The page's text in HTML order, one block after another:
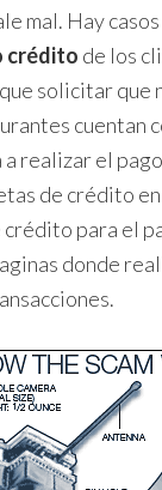
mal. Hay
crédito de los
solicitar que
cuentan
realizar el
de crédito
crédito para el
donde